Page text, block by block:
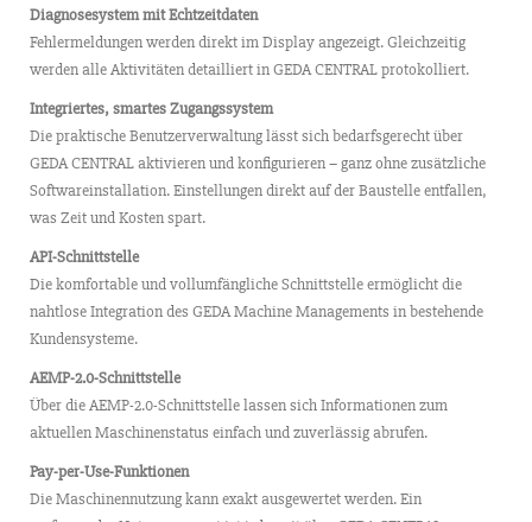
Diagnosesystem mit Echtzeitdaten
Fehlermeldungen werden direkt im Display angezeigt. Gleichzeitig
werden alle Aktivitäten detailliert in GEDA CENTRAL protokolliert.
Integriertes, smartes Zugangssystem
Die praktische Benutzerverwaltung lässt sich bedarfsgerecht über
GEDA CENTRAL aktivieren und konfigurieren – ganz ohne zusätzliche
Softwareinstallation. Einstellungen direkt auf der Baustelle entfallen,
was Zeit und Kosten spart.
API-Schnittstelle
Die komfortable und vollumfängliche Schnittstelle ermöglicht die
nahtlose Integration des GEDA Machine Managements in bestehende
Kundensysteme.
AEMP-2.0-Schnittstelle
Über die AEMP-2.0-Schnittstelle lassen sich Informationen zum
aktuellen Maschinenstatus einfach und zuverlässig abrufen.
Pay-per-Use-Funktionen
Die Maschinennutzung kann exakt ausgewertet werden. Ein